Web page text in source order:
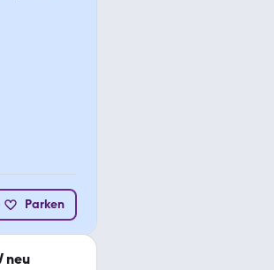
Parken
neu